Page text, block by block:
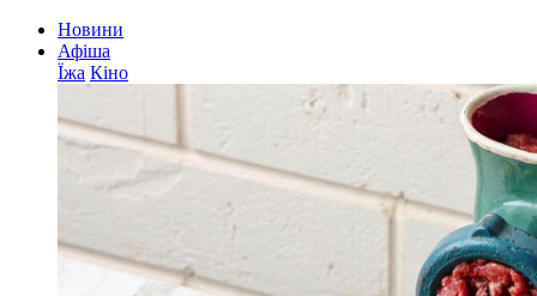
Новини
Афіша
Їжа Кіно